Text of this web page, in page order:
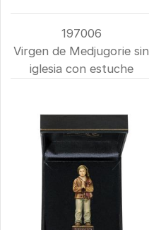
197006
Virgen de Medjugorie sin
iglesia con estuche